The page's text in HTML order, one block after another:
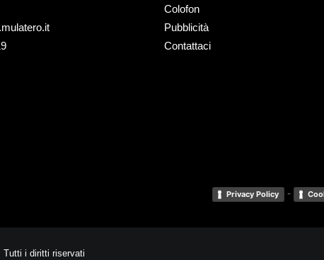
Colofon
Pubblicità
Contattaci
Privacy Policy -
i diritti riservati